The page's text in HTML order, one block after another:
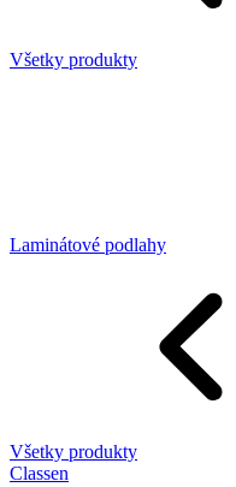
Všetky produkty
Laminátové podlahy
Všetky produkty
Classen